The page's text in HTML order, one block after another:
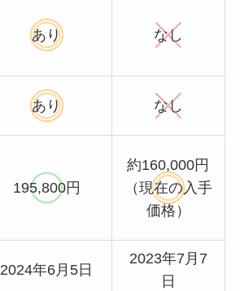
あり なし
あり なし
195,800円
約160,000円
（現在の入手
価格）
2024年6月5日
2023年7月7
日